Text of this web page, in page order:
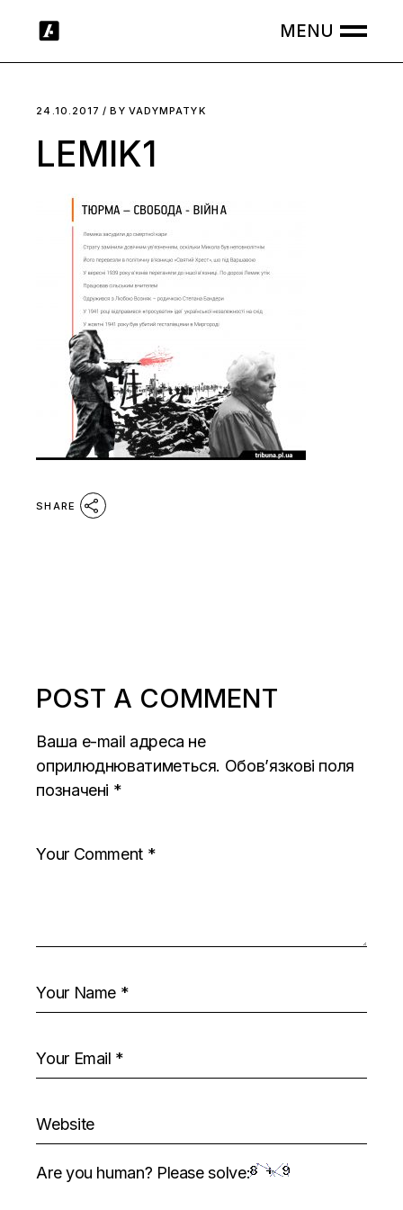
24.10.2017 BY VADYMPATYK
LEMIK1
SHARE
POST A COMMENT
Ваша e-mail адреса не
оприлюднюватиметься. Обов’язкові поля
позначені *
Are you human? Please solve: